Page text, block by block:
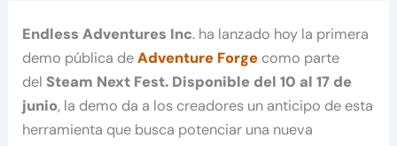
Endless Adventures Inc. ha lanzado hoy la primera
demo pública deAdventure Forge como parte
del Steam Next Fest. Disponible del 10 al 17 de
junio, la demo da a los creadores un anticipo de esta
herramienta que busca potenciar una nueva